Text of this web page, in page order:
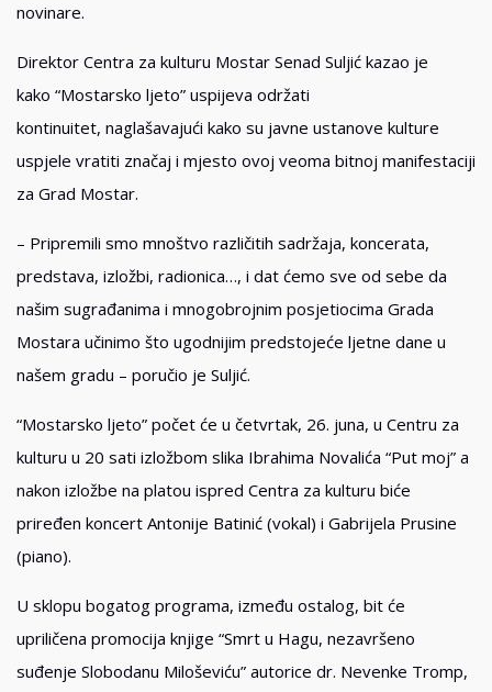
novinare.
Direktor Centra za kulturu Mostar Senad Suljić kazao je
kako “Mostarsko ljeto” uspijeva održati
kontinuitet, naglašavajući kako su javne ustanove kulture
uspjele vratiti značaj i mjesto ovoj veoma bitnoj manifestaciji
za Grad Mostar.
– Pripremili smo mnoštvo različitih sadržaja, koncerata,
predstava, izložbi, radionica…, i dat ćemo sve od sebe da
našim sugrađanima i mnogobrojnim posjetiocima Grada
Mostara učinimo što ugodnijim predstojeće ljetne dane u
našem gradu – poručio je Suljić.
“Mostarsko ljeto” počet će u četvrtak, 26. juna, u Centru za
kulturu u 20 sati izložbom slika Ibrahima Novalića “Put moj” a
nakon izložbe na platou ispred Centra za kulturu biće
priređen koncert Antonije Batinić (vokal) i Gabrijela Prusine
(piano).
U sklopu bogatog programa, između ostalog, bit će
upriličena promocija knjige “Smrt u Hagu, nezavršeno
suđenje Slobodanu Miloševiću” autorice dr. Nevenke Tromp,